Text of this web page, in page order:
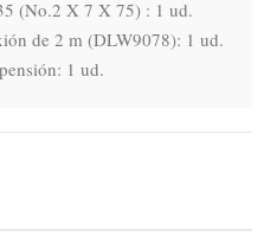
(No.2 X 7 X 75) : 1 ud.
de suspensión: 1 ud.